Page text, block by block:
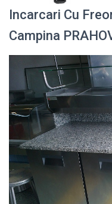
Incarcari Cu
Campina